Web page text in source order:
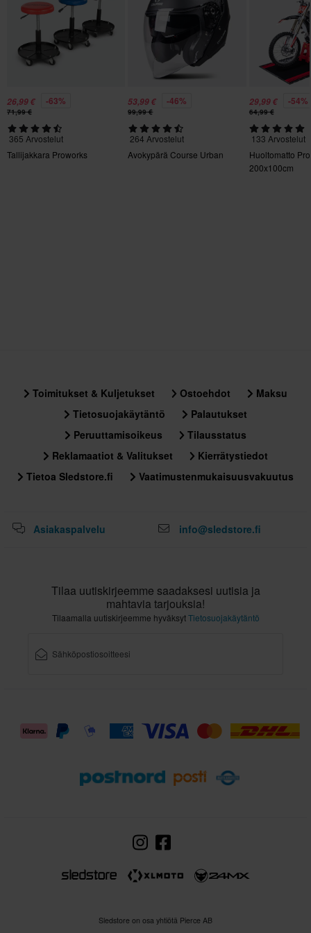
S
115 x 175 x 30 mm
Sertifiointistandardi
Ei määritelty
26,99 € -63%
71,99 €
365 Arvostelut
Tallijakkara Proworks
53,99 € -46%
99,99 €
264 Arvostelut
Avokypärä Course Urban
29,99 € -54%
64,99 €
133 Arvostelut
Huoltomatto
200x100cm
Toimitukset & Kuljetukset Ostoehdot
Maksu
Tietosuojakäytäntö
Palautukset
Peruuttamisoikeus
Tilausstatus
Reklamaatiot & Valitukset
Kierrätystiedot
Tietoa Sledstore.fi
Vaatimustenmukaisuusvakuutus
Asiakaspalvelu info@sledstore.fi
Tilaa uutiskirjeemme saadaksesi uutisia ja
mahtavia tarjouksia!
Tilaamalla uutiskirjeemme hyväksytTietosuojakäytäntö
Sledstore on osa yhtiötä Pierce AB